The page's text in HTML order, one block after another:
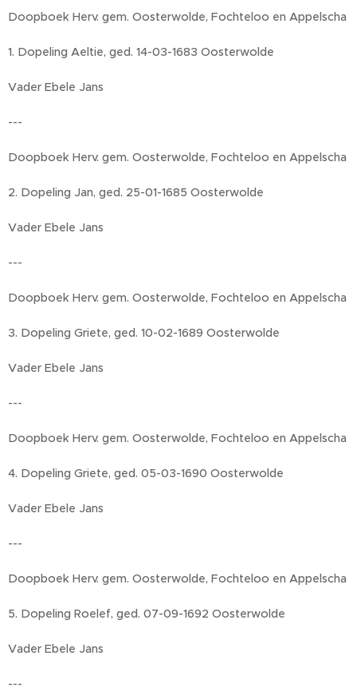
Doopboek Herv. gem. Oosterwolde, Fochteloo en Appelscha
1. Dopeling Aeltie, ged. 14-03-1683 Oosterwolde
Vader Ebele Jans
---
Doopboek Herv. gem. Oosterwolde, Fochteloo en Appelscha
2. Dopeling Jan, ged. 25-01-1685 Oosterwolde
Vader Ebele Jans
---
Doopboek Herv. gem. Oosterwolde, Fochteloo en Appelscha
3. Dopeling Griete, ged. 10-02-1689 Oosterwolde
Vader Ebele Jans
---
Doopboek Herv. gem. Oosterwolde, Fochteloo en Appelscha
4. Dopeling Griete, ged. 05-03-1690 Oosterwolde
Vader Ebele Jans
---
Doopboek Herv. gem. Oosterwolde, Fochteloo en Appelscha
5. Dopeling Roelef, ged. 07-09-1692 Oosterwolde
Vader Ebele Jans
---